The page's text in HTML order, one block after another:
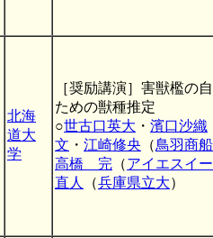
北海
道大
学
［奨励講演］害獣檻の
ための獣種推定
○世古口英大 ・ 濱口沙織
文 ・ 江崎修央 （鳥羽商
高橋 完 （アイエスイー
直人
（兵庫県立大）